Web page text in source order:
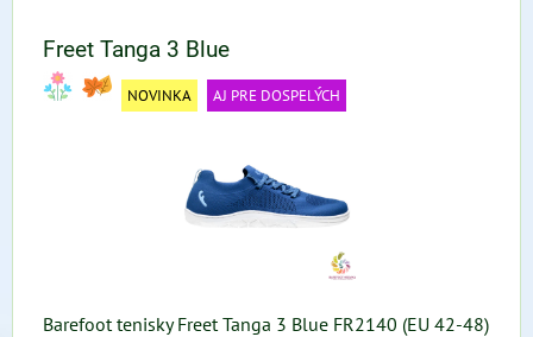
Freet Tanga 3 Blue
NOVINKA AJ PRE DOSPELÝCH
Barefoot tenisky Freet Tanga 3 Blue FR2140 (EU 42-48)